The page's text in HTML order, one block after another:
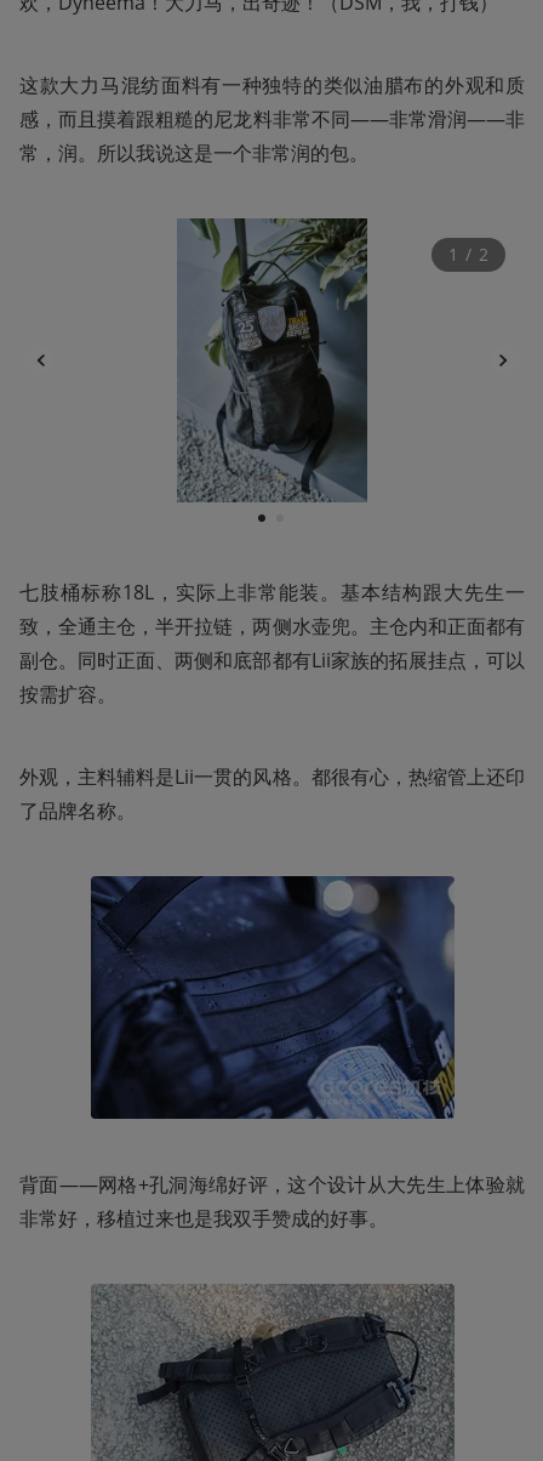
这款大力马混纺面料有一种独特的类似油腊布的外观和质
感，而且摸着跟粗糙的尼龙料非常不同——非常滑润——非
常，润。所以我说这是一个非常润的包。
1
1 / 2
七肢桶标称18L，实际上非常能装。基本结构跟大先生一
致，全通主仓，半开拉链，两侧水壶兜。主仓内和正面都有
副仓。同时正面、两侧和底部都有Lii家族的拓展挂点，可以
按需扩容。
外观，主料辅料是Lii一贯的风格。都很有心，热缩管上还印
了品牌名称。
背面——网格+孔洞海绵好评，这个设计从大先生上体验就
非常好，移植过来也是我双手赞成的好事。